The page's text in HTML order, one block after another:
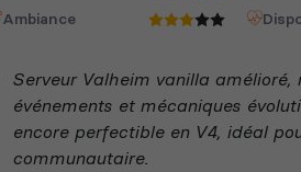
Ambiance
Serveur Valheim vanilla amélioré,
événements et mécaniques
encore perfectible en V4, idéal
communautaire.